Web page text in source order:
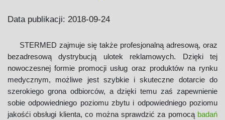
Data publikacji: 2018-09-24
STERMED zajmuje się także profesjonalną adresową, oraz
bezadresową dystrybucją ulotek reklamowych. Dzięki tej
nowoczesnej formie promocji usług oraz produktów na rynku
medycznym, możliwe jest szybkie i skuteczne dotarcie do
szerokiego grona odbiorców, a dzięki temu zaś zapewnienie
sobie odpowiedniego poziomu zbytu i odpowiedniego poziomu
jakośći obsługi klienta, co można sprawdzić za pomocą badań